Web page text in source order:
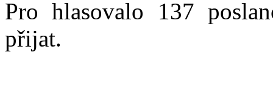
Pro hlasovalo 137
přijat.